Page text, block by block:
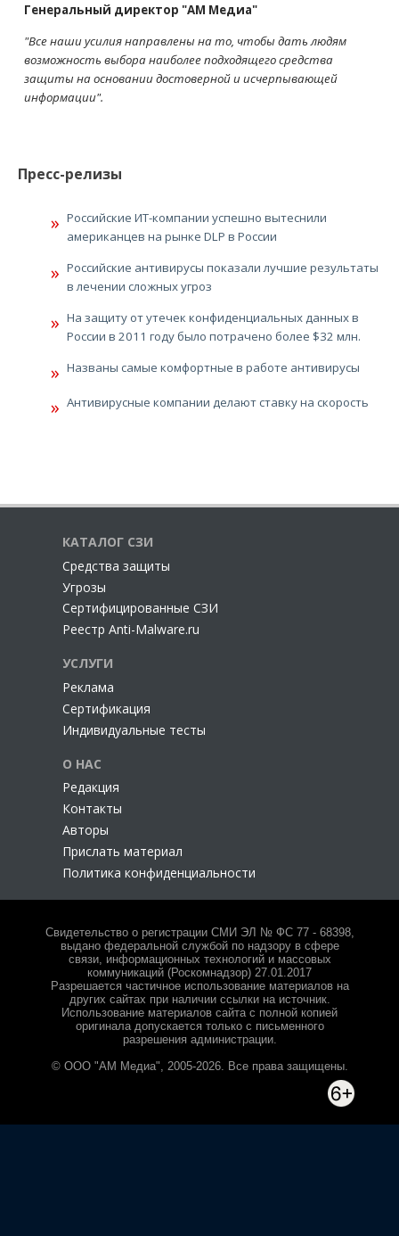
Генеральный директор "АМ Медиа"
"Все наши усилия направлены на то, чтобы дать людям
возможность выбора наиболее подходящего средства
защиты на основании достоверной и исчерпывающей
информации".
Пресс-релизы
Российские ИТ-компании успешно вытеснили
американцев на рынке DLP в России
Российские антивирусы показали лучшие результаты
в лечении сложных угроз
На защиту от утечек конфиденциальных данных в
России в 2011 году было потрачено более $32 млн.
Названы самые комфортные в работе антивирусы
Антивирусные компании делают ставку на скорость
КАТАЛОГ СЗИ
Cредства защиты
Угрозы
Сертифицированные СЗИ
Реестр Anti-Malware.ru
УСЛУГИ
Реклама
Сертификация
Индивидуальные тесты
О НАС
Редакция
Контакты
Авторы
Прислать материал
Политика конфиденциальности
Свидетельство о регистрации СМИ ЭЛ № ФС 77 - 68398,
выдано федеральной службой по надзору в сфере
связи, информационных технологий и массовых
коммуникаций (Роскомнадзор) 27.01.2017
Разрешается частичное использование материалов на
других сайтах при наличии ссылки на источник.
Использование материалов сайта с полной копией
оригинала допускается только с письменного
разрешения администрации.
© ООО "АМ Медиа", 2005-2026. Все права защищены.